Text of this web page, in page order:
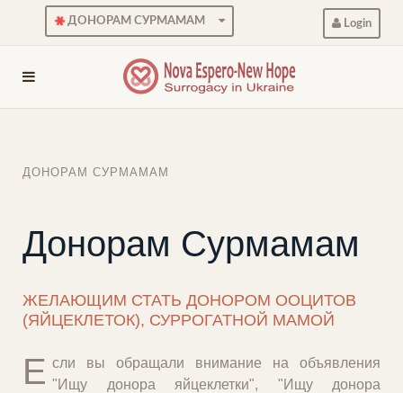
ДОНОРАМ СУРМАМАМ Login
ДОНОРАМ СУРМАМАМ
Донорам Сурмамам
ЖЕЛАЮЩИМ СТАТЬ ДОНОРОМ ООЦИТОВ
(ЯЙЦЕКЛЕТОК), СУРРОГАТНОЙ МАМОЙ
Е сли вы обращали внимание на объявления
"Ищу донора яйцеклетки", "Ищу донора